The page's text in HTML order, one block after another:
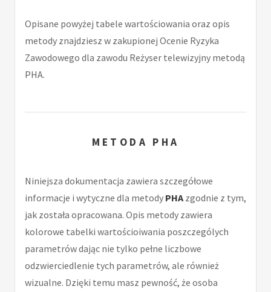
Opisane powyżej tabele wartościowania oraz opis
metody znajdziesz w zakupionej Ocenie Ryzyka
Zawodowego dla zawodu Reżyser telewizyjny metodą
PHA.
METODA PHA
Niniejsza dokumentacja zawiera szczegółowe
informacje i wytyczne dla metody PHA zgodnie z tym,
jak została opracowana. Opis metody zawiera
kolorowe tabelki wartościoiwania poszczególych
parametrów dając nie tylko pełne liczbowe
odzwierciedlenie tych parametrów, ale również
wizualne. Dzięki temu masz pewność, że osoba